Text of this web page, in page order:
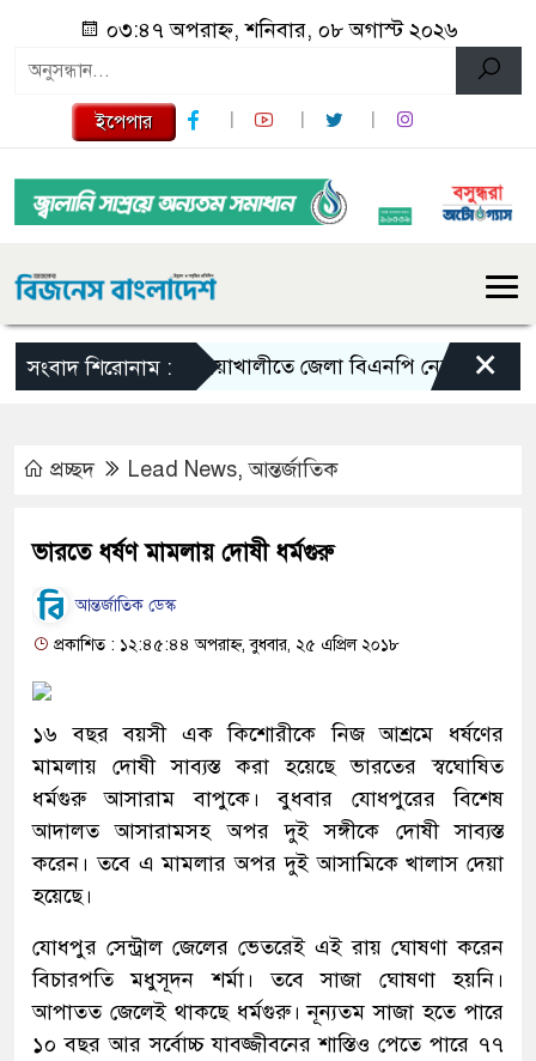
০৩:৪৭ অপরাহ্ন, শনিবার, ০৮ অগাস্ট ২০২৬
ইপেপার
সংবাদ শিরোনাম :নোয়াখালীতে জেলা বিএনপি নেতাকে লক্ষ্য করে
×
প্রচ্ছদ Lead News,আন্তর্জাতিক
ভারতে ধর্ষণ মামলায় দোষী ধর্মগুরু
আন্তর্জাতিক ডেস্ক
প্রকাশিত : ১২:৪৫:৪৪ অপরাহ্ন, বুধবার, ২৫ এপ্রিল ২০১৮
১৬ বছর বয়সী এক কিশোরীকে নিজ আশ্রমে ধর্ষণের
মামলায় দোষী সাব্যস্ত করা হয়েছে ভারতের স্বঘোষিত
ধর্মগুরু আসারাম বাপুকে। বুধবার যোধপুরের বিশেষ
আদালত আসারামসহ অপর দুই সঙ্গীকে দোষী সাব্যস্ত
করেন। তবে এ মামলার অপর দুই আসামিকে খালাস দেয়া
হয়েছে।
যোধপুর সেন্ট্রাল জেলের ভেতরেই এই রায় ঘোষণা করেন
বিচারপতি মধুসূদন শর্মা। তবে সাজা ঘোষণা হয়নি।
আপাতত জেলেই থাকছে ধর্মগুরু। নূন্যতম সাজা হতে পারে
১০ বছর আর সর্বোচ্চ যাবজ্জীবনের শাস্তিও পেতে পারে ৭৭